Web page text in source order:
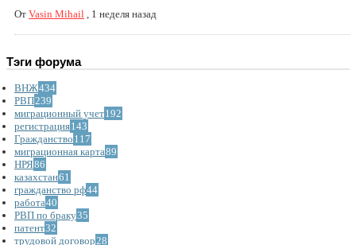
От Vasin Mihail 1 неделя назад
Тэги форума
ВНЖ434
РВП239
миграционный учет192
регистрация143
Гражданство 117
миграционная карта89
НРЯ86
казахстан61
гражданство рф44
работа40
РВП по браку35
патент32
трудовой договор28